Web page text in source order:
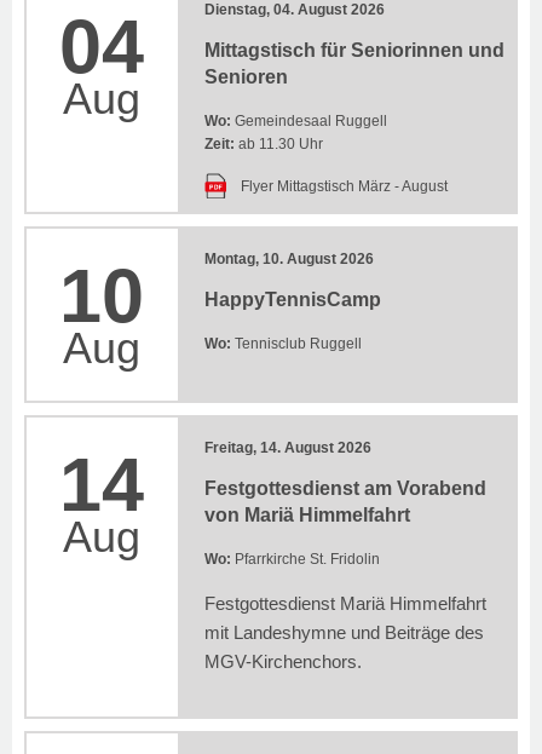
04
Aug
Dienstag, 04. August 2026
Mittagstisch für Seniorinnen und
Senioren
Wo: Gemeindesaal Ruggell
Zeit: ab 11.30 Uhr
Flyer Mittagstisch März - August
10
Aug
Montag, 10. August 2026
HappyTennisCamp
Wo: Tennisclub Ruggell
14
Aug
Freitag, 14. August 2026
Festgottesdienst am Vorabend
von Mariä Himmelfahrt
Wo: Pfarrkirche St. Fridolin
Festgottesdienst Mariä Himmelfahrt
mit Landeshymne und Beiträge des
MGV-Kirchenchors.